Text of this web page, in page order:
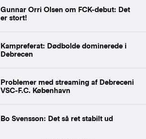
Gunnar Orri Olsen om FCK-debut: Det
er stort!
Kampreferat: Dødbolde dominerede i
Debrecen
Problemer med streaming af Debreceni
VSC-F.C. København
Bo Svensson: Det så ret stabilt ud